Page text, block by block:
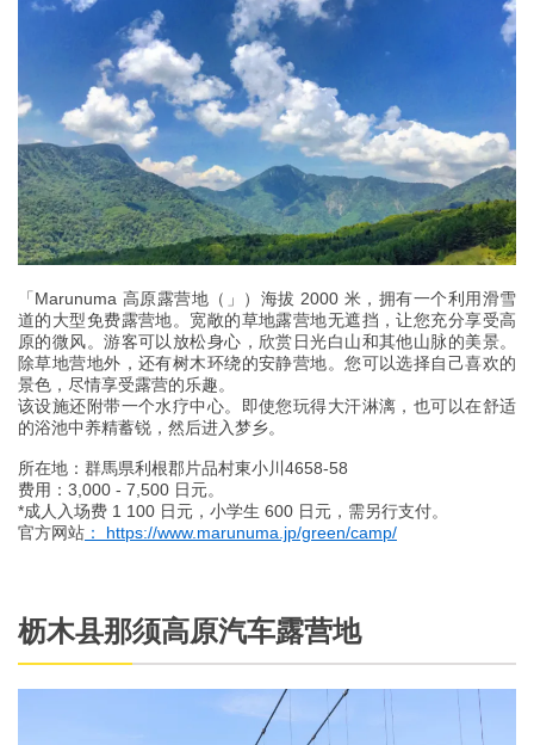
「Marunuma 高原露营地（」）海拔 2000 米，拥有一个利用滑雪
道的大型免费露营地。宽敞的草地露营地无遮挡，让您充分享受高
原的微风。游客可以放松身心，欣赏日光白山和其他山脉的美景。
除草地营地外，还有树木环绕的安静营地。您可以选择自己喜欢的
景色，尽情享受露营的乐趣。
该设施还附带一个水疗中心。即使您玩得大汗淋漓，也可以在舒适
的浴池中养精蓄锐，然后进入梦乡。
所在地：群馬県利根郡片品村東小川4658-58
费用：3,000 - 7,500 日元。
*成人入场费 1 100 日元，小学生 600 日元，需另行支付。
官方网站 ： https://www.marunuma.jp/green/camp/
枥木县那须高原汽车露营地